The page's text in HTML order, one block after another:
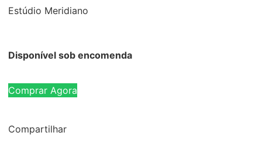
Estúdio Meridiano
Disponível sob encomenda
Comprar Agora
Compartilhar